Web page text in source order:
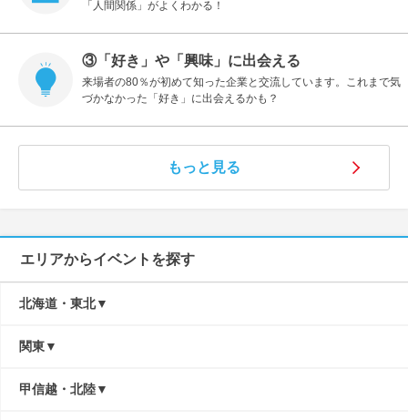
「人間関係」がよくわかる！
③「好き」や「興味」に出会える
来場者の80％が初めて知った企業と交流しています。これまで気
づかなかった「好き」に出会えるかも？
もっと見る
エリアからイベントを探す
北海道・東北
関東
甲信越・北陸